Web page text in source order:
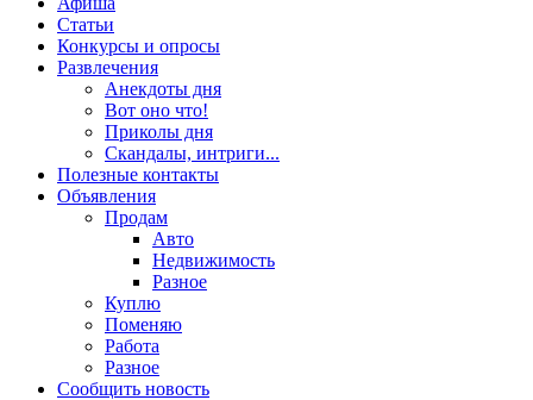
Статьи
Конкурсы и опросы
Развлечения
Анекдоты дня
Вот оно что!
Приколы дня
Скандалы, интриги...
Полезные контакты
Объявления
Продам
Авто
Недвижимость
Разное
Куплю
Поменяю
Работа
Разное
Сообщить новость